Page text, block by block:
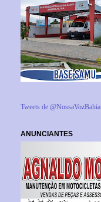
Tweets de @NossaVozBahia
ANUNCIANTES